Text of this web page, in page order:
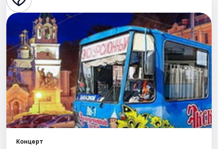
Стендап
Выставки
Квесты
Экскурсии
Спорт
События
Концерт